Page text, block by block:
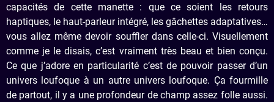
capacités de cette manette : que ce soient les retours
haptiques, le haut-parleur intégré, les gâchettes adaptatives…
vous allez même devoir souffler dans celle-ci. Visuellement
comme je le disais, c’est vraiment très beau et bien conçu.
Ce que j’adore en particularité c’est de pouvoir passer d’un
univers loufoque à un autre univers loufoque. Ça fourmille
de partout, il y a une profondeur de champ assez folle aussi.